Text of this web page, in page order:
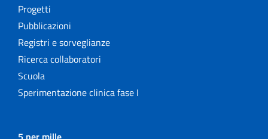
Progetti
Pubblicazioni
Registri e sorveglianze
Ricerca collaboratori
Scuola
Sperimentazione clinica fase I